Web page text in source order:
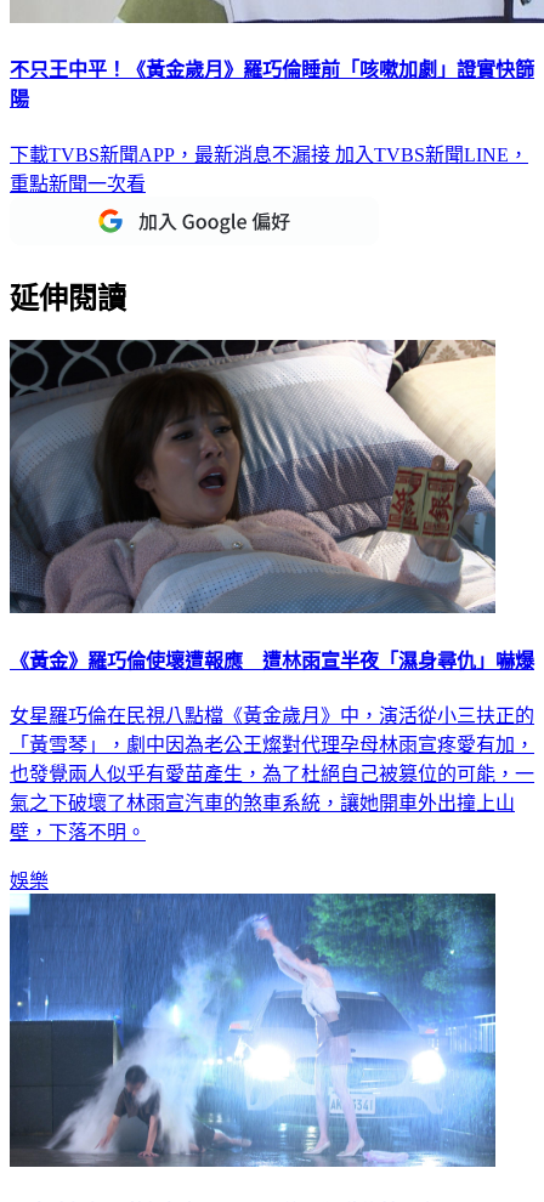
不只王中平！《黃金歲月》羅巧倫睡前「咳嗽加劇」證實快篩
陽
下載TVBS新聞APP，最新消息不漏接 加入TVBS新聞LINE，
重點新聞一次看
延伸閱讀
《黃金》羅巧倫使壞遭報應 遭林雨宣半夜「濕身尋仇」嚇爆
女星羅巧倫在民視八點檔《黃金歲月》中，演活從小三扶正的
「黃雪琴」，劇中因為老公王燦對代理孕母林雨宣疼愛有加，
也發覺兩人似乎有愛苗產生，為了杜絕自己被篡位的可能，一
氣之下破壞了林雨宣汽車的煞車系統，讓她開車外出撞上山
壁，下落不明。
娛樂